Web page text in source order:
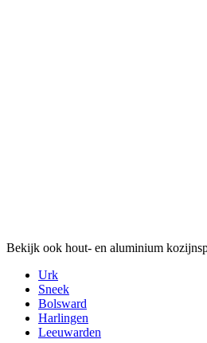
Bekijk ook hout- en aluminium
Urk
Sneek
Bolsward
Harlingen
Leeuwarden